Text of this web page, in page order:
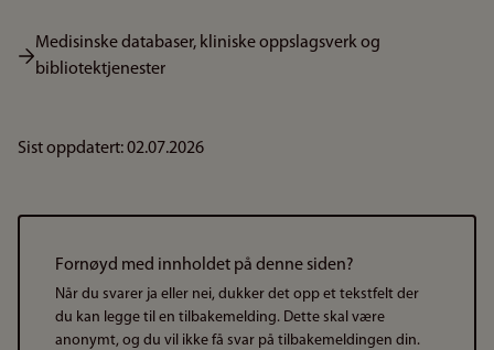
Medisinske databaser, kliniske oppslagsverk og
bibliotektjenester
Sist oppdatert: 02.07.2026
Fornøyd med innholdet på denne siden?
Når du svarer ja eller nei, dukker det opp et tekstfelt der
du kan legge til en tilbakemelding. Dette skal være
anonymt, og du vil ikke få svar på tilbakemeldingen din.